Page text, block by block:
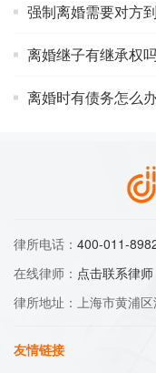
强制离婚需要对方
离婚继子有继承权
离婚时有债务怎么
律所电话： 400-011-
在线律师： 点击联系律师
律所地址：上海市黄浦
友情链接